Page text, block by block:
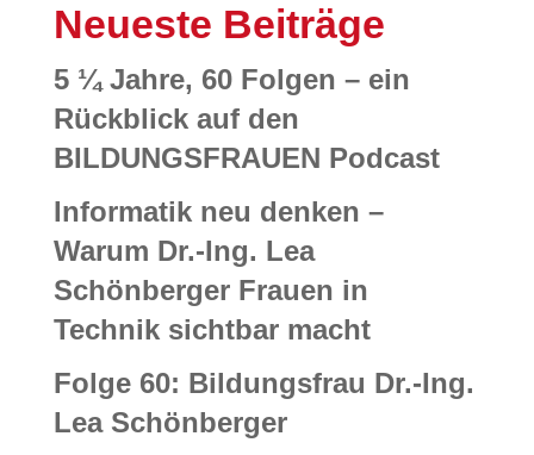
Neueste Beiträge
5 ¼ Jahre, 60 Folgen – ein
Rückblick auf den
BILDUNGSFRAUEN Podcast
Informatik neu denken –
Warum Dr.-Ing. Lea
Schönberger Frauen in
Technik sichtbar macht
Folge 60: Bildungsfrau Dr.-Ing.
Lea Schönberger